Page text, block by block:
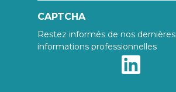
CAPTCHA
Restez informés de nos dernières
informations professionnelles